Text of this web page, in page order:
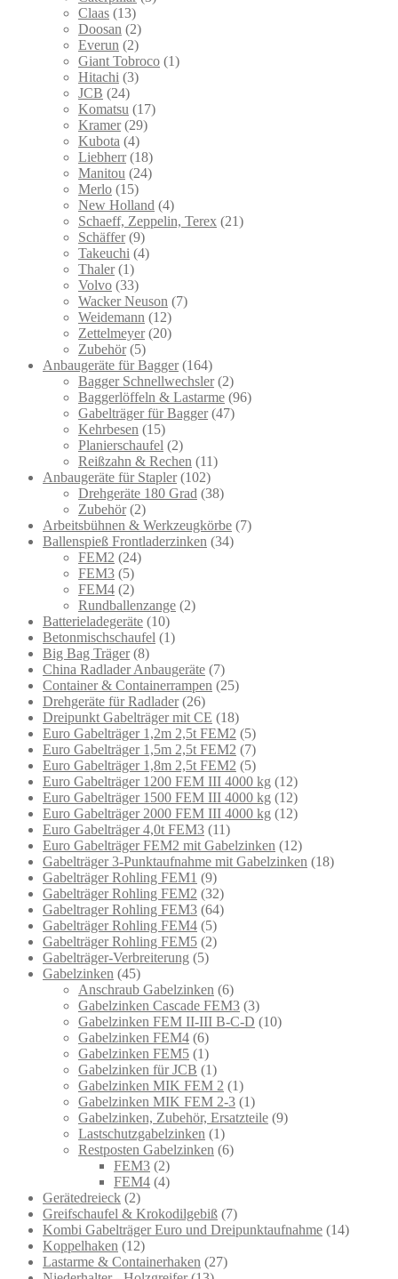
Claas (13)
Doosan (2)
Everun (2)
Giant Tobroco (1)
Hitachi (3)
JCB (24)
Komatsu (17)
Kramer (29)
Kubota (4)
Liebherr (18)
Manitou (24)
Merlo (15)
New Holland (4)
Schaeff, Zeppelin, Terex (21)
Schäffer (9)
Takeuchi (4)
Thaler (1)
Volvo (33)
Wacker Neuson (7)
Weidemann (12)
Zettelmeyer (20)
Zubehör (5)
Anbaugeräte für Bagger (164)
Bagger Schnellwechsler (2)
Baggerlöffeln & Lastarme (96)
Gabelträger für Bagger (47)
Kehrbesen (15)
Planierschaufel (2)
Reißzahn & Rechen (11)
Anbaugeräte für Stapler (102)
Drehgeräte 180 Grad (38)
Zubehör (2)
Arbeitsbühnen & Werkzeugkörbe (7)
Ballenspieß Frontladerzinken (34)
FEM2 (24)
FEM3 (5)
FEM4 (2)
Rundballenzange (2)
Batterieladegeräte (10)
Betonmischschaufel (1)
Big Bag Träger (8)
China Radlader Anbaugeräte (7)
Container & Containerrampen (25)
Drehgeräte für Radlader (26)
Dreipunkt Gabelträger mit CE (18)
Euro Gabelträger 1,2m 2,5t FEM2 (5)
Euro Gabelträger 1,5m 2,5t FEM2 (7)
Euro Gabelträger 1,8m 2,5t FEM2 (5)
Euro Gabelträger 1200 FEM III 4000 kg (12)
Euro Gabelträger 1500 FEM III 4000 kg (12)
Euro Gabelträger 2000 FEM III 4000 kg (12)
Euro Gabelträger 4,0t FEM3 (11)
Euro Gabelträger FEM2 mit Gabelzinken (12)
Gabelträger 3-Punktaufnahme mit Gabelzinken (18)
Gabelträger Rohling FEM1 (9)
Gabelträger Rohling FEM2 (32)
Gabeltrager Rohling FEM3 (64)
Gabelträger Rohling FEM4 (5)
Gabelträger Rohling FEM5 (2)
Gabelträger-Verbreiterung (5)
Gabelzinken (45)
Anschraub Gabelzinken (6)
Gabelzinken Cascade FEM3 (3)
Gabelzinken FEM II-III B-C-D (10)
Gabelzinken FEM4 (6)
Gabelzinken FEM5 (1)
Gabelzinken für JCB (1)
Gabelzinken MIK FEM 2 (1)
Gabelzinken MIK FEM 2-3 (1)
Gabelzinken, Zubehör, Ersatzteile (9)
Lastschutzgabelzinken (1)
Restposten Gabelzinken (6)
FEM3 (2)
FEM4 (4)
Gerätedreieck (2)
Greifschaufel & Krokodilgebiß (7)
Kombi Gabelträger Euro und Dreipunktaufnahme (14)
Koppelhaken (12)
Lastarme & Containerhaken (27)